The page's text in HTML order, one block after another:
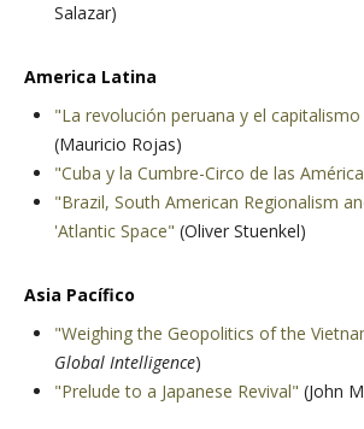
Salazar)
America Latina
"La revolución peruana y el
(Mauricio Rojas)
"Cuba y la Cumbre-Circo de las
"Brazil, South American Regionalism
'Atlantic Space" (Oliver Stuenkel)
Asia Pacífico
"Weighing the Geopolitics of the
Global Intelligence)
"Prelude to a Japanese Revival" (John